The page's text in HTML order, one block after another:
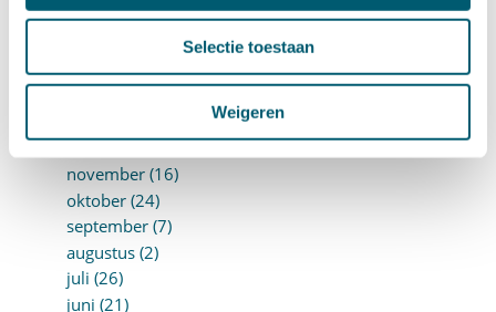
Selectie toestaan
Weigeren
april (18)
februari (14)
december (14)
november (16)
oktober (24)
september (7)
augustus (2)
juli (26)
juni (21)